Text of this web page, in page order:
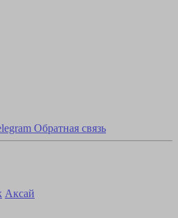
Обратная связь
Аксай